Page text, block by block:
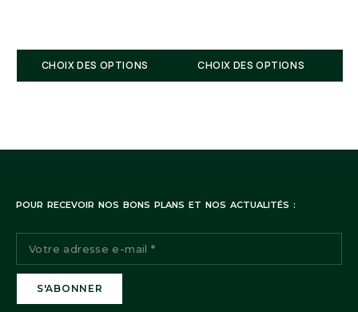
Suivi de commande:
CHOIX DES OPTIONS CHOIX DES OPTIONS
POUR RECEVOIR NOS BONS PLANS ET NOS ACTUALITÉS :